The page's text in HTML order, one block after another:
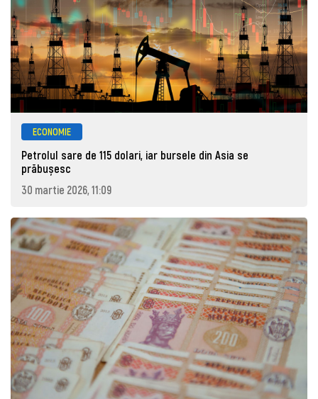
ECONOMIE
Petrolul sare de 115 dolari, iar bursele din Asia se
prăbușesc
30 martie 2026, 11:09